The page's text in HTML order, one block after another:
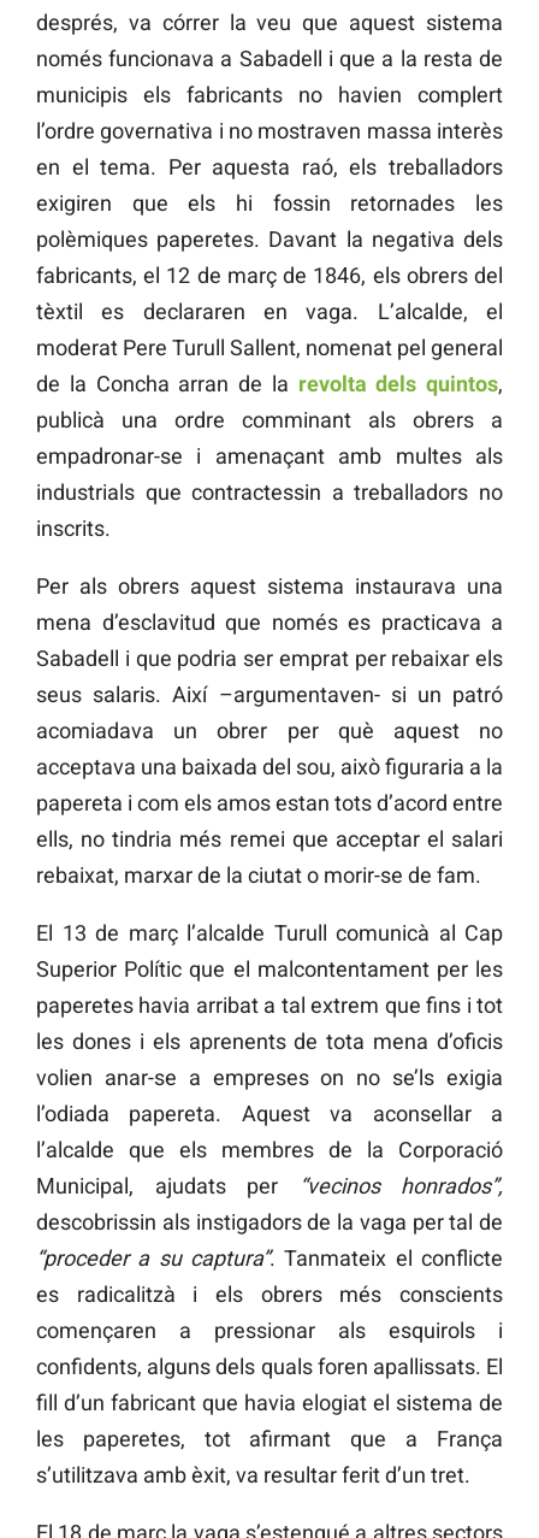
després, va córrer la veu que aquest sistema
només funcionava a Sabadell i que a la resta de
municipis els fabricants no havien complert
l’ordre governativa i no mostraven massa interès
en el tema. Per aquesta raó, els treballadors
exigiren que els hi fossin retornades les
polèmiques paperetes. Davant la negativa dels
fabricants, el 12 de març de 1846, els obrers del
tèxtil es declararen en vaga. L’alcalde, el
moderat Pere Turull Sallent, nomenat pel general
de la Concha arran de la revolta dels quintos,
publicà una ordre comminant als obrers a
empadronar-se i amenaçant amb multes als
industrials que contractessin a treballadors no
inscrits.
Per als obrers aquest sistema instaurava una
mena d’esclavitud que només es practicava a
Sabadell i que podria ser emprat per rebaixar els
seus salaris. Així –argumentaven- si un patró
acomiadava un obrer per què aquest no
acceptava una baixada del sou, això figuraria a la
papereta i com els amos estan tots d’acord entre
ells, no tindria més remei que acceptar el salari
rebaixat, marxar de la ciutat o morir-se de fam.
El 13 de març l’alcalde Turull comunicà al Cap
Superior Polític que el malcontentament per les
paperetes havia arribat a tal extrem que fins i tot
les dones i els aprenents de tota mena d’oficis
volien anar-se a empreses on no se’ls exigia
l’odiada papereta. Aquest va aconsellar a
l’alcalde que els membres de la Corporació
Municipal, ajudats per
“vecinos honrados”,
descobrissin als instigadors de la vaga per tal de
“proceder a su captura”. Tanmateix el conflicte
es radicalitzà i els obrers més conscients
començaren a pressionar als esquirols i
confidents, alguns dels quals foren apallissats. El
fill d’un fabricant que havia elogiat el sistema de
les paperetes, tot afirmant que a França
s’utilitzava amb èxit, va resultar ferit d’un tret.
El 18 de març la vaga s’estengué a altres sectors